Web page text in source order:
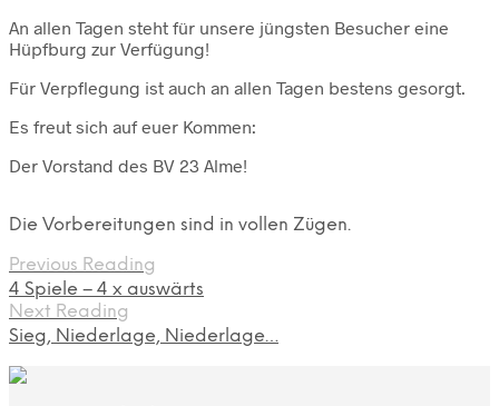
An allen Tagen steht für unsere jüngsten Besucher eine
Hüpfburg zur Verfügung!
Für Verpflegung ist auch an allen Tagen bestens gesorgt.
Es freut sich auf euer Kommen:
Der Vorstand des BV 23 Alme!
Die Vorbereitungen sind in vollen Zügen.
Previous Reading
4 Spiele – 4 x auswärts
Next Reading
Sieg, Niederlage, Niederlage…